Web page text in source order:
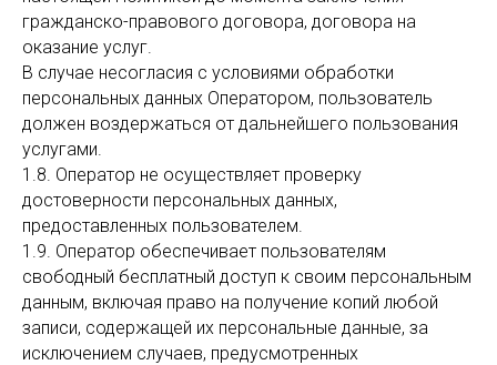
гражданско-правового договора, договора на
оказание услуг.
В случае несогласия с условиями обработки
персональных данных Оператором, пользователь
должен воздержаться от дальнейшего пользования
услугами.
1.8. Оператор не осуществляет проверку
достоверности персональных данных,
предоставленных пользователем.
1.9. Оператор обеспечивает пользователям
свободный бесплатный доступ к своим персональным
данным, включая право на получение копий любой
записи, содержащей их персональные данные, за
исключением случаев, предусмотренных